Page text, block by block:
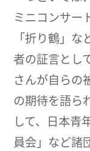
ミニコンサー
「折り鶴」
者の証言とし
さんが自らの
の期待を語ら
して、日本青
員会」など諸